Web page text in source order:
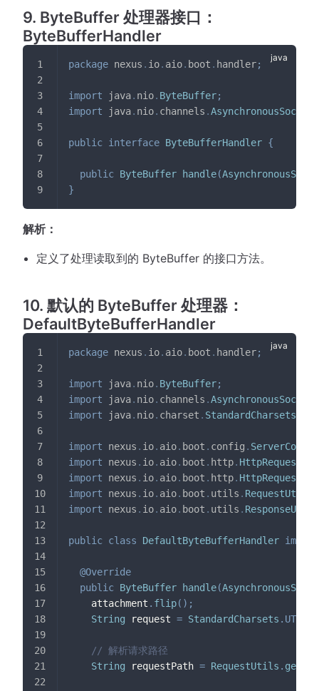
9. ByteBuffer 处理器接口：
ByteBufferHandler
package nexus . io. aio. boot . handler;
import java. nio. ByteBuffer;
import
java. nio. channels .
public interface ByteBufferHandler {
public ByteBuffer handle(
}
解析：
定义了处理读取到的 ByteBuffer 的接口方法。
10. 默认的 ByteBuffer 处理器：
DefaultByteBufferHandler
package nexus . io. aio. boot . handler;
import java. nio. ByteBuffer;
import
java. nio. channels .
import
java. nio. charset . StandardCharsets
import nexus . io. aio. boot . config . ServerConfig
import
nexus . io. aio. boot . http.
import
nexus . io. aio. boot . http.
import
nexus . io. aio. boot . utils . RequestUtils
import
nexus . io. aio. boot . utils . ResponseUtils
public class DefaultByteBufferHandler
@Override
public ByteBuffer handle(
    attachment
. flip( ) ;
String request = StandardCharsets . UTF_8
// 解析请求路径
String requestPath = RequestUtils .